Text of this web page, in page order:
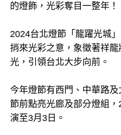
的燈飾，光彩奪目一整年！
2024台北燈節「龍躍光城
捎來光彩之意，象徵著祥
光，引領台北大步向前。
今年燈節有西門、中華路
節前點亮光廊及部分燈組
演至3月3日。